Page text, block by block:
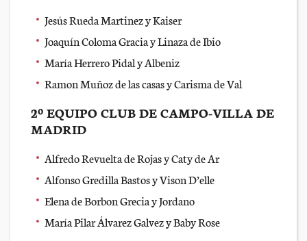
Jesús Rueda Martinez y Kaiser
Joaquín Coloma Gracia y Linaza de Ibio
María Herrero Pidal y Albeniz
Ramon Muñoz de las casas y Carisma de Val
2º EQUIPO CLUB DE CAMPO-VILLA DE
MADRID
Alfredo Revuelta de Rojas y Caty de Ar
Alfonso Gredilla Bastos y Vison D’elle
Elena de Borbon Grecia y Jordano
María Pilar Álvarez Galvez y Baby Rose